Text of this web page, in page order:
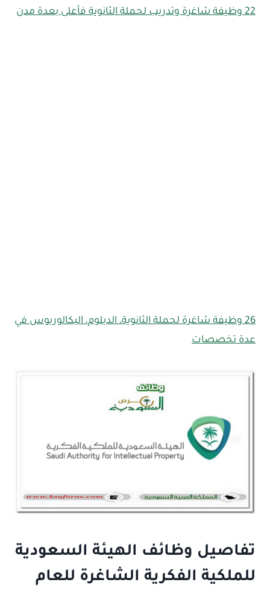
22 وظيفة شاغرة وتدريب لحملة الثانوية فأعلى بعدة مدن
26 وظيفة شاغرة لحملة الثانوية، الدبلوم، البكالوريوس في
عدة تخصصات
تفاصيل وظائف الهيئة السعودية
للملكية الفكرية الشاغرة للعام